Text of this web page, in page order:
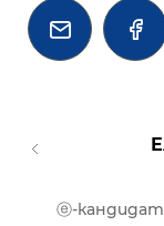
 
ⓔ-